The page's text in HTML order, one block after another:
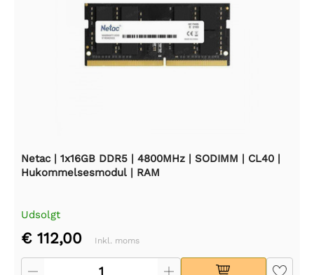
Netac | 1x16GB DDR5 | 4800MHz | SODIMM | CL40 |
Hukommelsesmodul | RAM
Udsolgt
€ 112,00 Inkl. moms